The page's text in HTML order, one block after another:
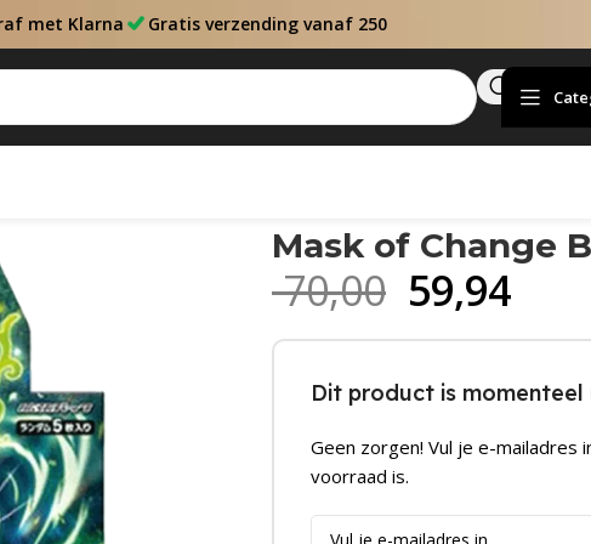
met Klarna Gratis verzending vanaf 250
Mask of Change
70,00 59,94
Dit product is
Geen zorgen! Vul je e-
voorraad is.